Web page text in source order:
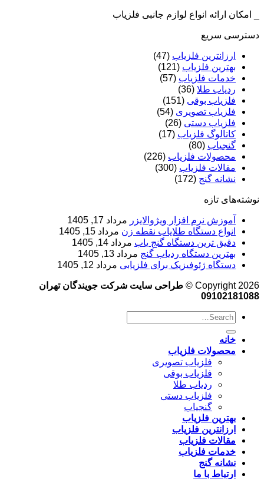
_ امکان ارائه انواع لوازم جانبی فلزیاب
دسترسی سریع
ارزانترین فلزیاب (47)
بهترین فلزیاب (121)
خدمات فلزیاب (57)
ردیاب طلا (36)
فلزیاب بوقی (151)
فلزیاب تصویری (54)
فلزیاب دستی (26)
کاتالوگ فلزیاب (17)
گنجیاب (80)
محصولات فلزیاب (226)
مقالات فلزیاب (300)
نشانه گنج (172)
نوشته‌های تازه
آموزش نرم‌ افزار ویژوالایزر مرداد 17, 1405
انواع دستگاه طلایاب نقطه زن مرداد 15, 1405
دقیق ترین دستگاه گنج یاب مرداد 14, 1405
بهترین دستگاه ردیاب گنج مرداد 13, 1405
دستگاه ژئوفیزیک برای فلزیابی مرداد 12, 1405
Copyright 2026 ©
طراحی سایت شرکت جویندگان تهران
09102181088
خانه
محصولات فلزیاب
فلزیاب تصویری
فلزیاب بوقی
ردیاب طلا
فلزیاب دستی
گنجیاب
بهترین فلزیاب
ارزانترین فلزیاب
مقالات فلزیاب
خدمات فلزیاب
نشانه گنج
ارتباط با ما